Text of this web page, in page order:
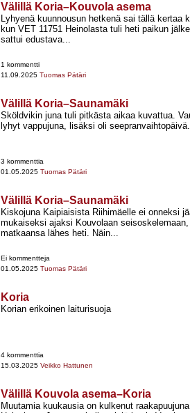
Välillä Koria–Kouvola asema
Lyhyenä kuunnousun hetkenä sai tällä kertaa
kun VET 11751 Heinolasta tuli heti paikun
sattui edustava...
1 kommentti
11.09.2025 Tuomas Pätäri
Välillä Koria–Saunamäki
Sköldvikin juna tuli pitkästa aikaa kuvattua.
lyhyt vappujuna, lisäksi oli seepranvaihtopäivä.
3 kommenttia
01.05.2025 Tuomas Pätäri
Välillä Koria–Saunamäki
Kiskojuna Kaipiaisista Riihimäelle ei onneksi
mukaiseksi ajaksi Kouvolaan
matkaansa lähes heti. Näin...
Ei kommentteja
01.05.2025 Tuomas Pätäri
Koria
Korian erikoinen laiturisuoja
4 kommenttia
15.03.2025 Veikko Hattunen
Välillä Kouvola asema–Koria
Muutamia kuukausia on kulkenut